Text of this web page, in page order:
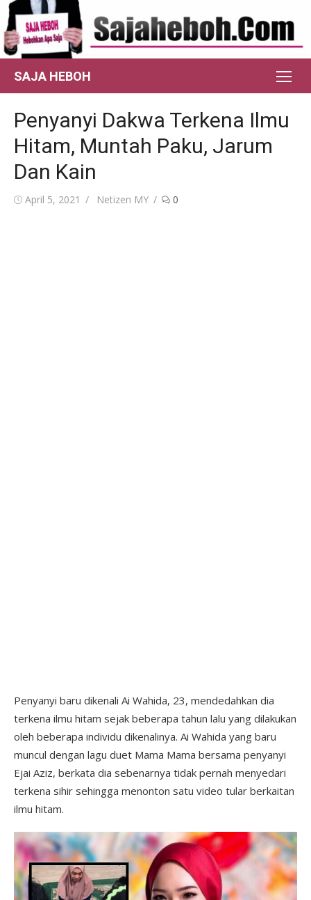
Skip
to
content
SAJA HEBOH
Penyanyi Dakwa Terkena Ilmu
Hitam, Muntah Paku, Jarum
Dan Kain
Posted
April 5, 2021 Author
Netizen MY 0
Penyanyi baru dikenali Ai Wahida, 23, mendedahkan dia
terkena ilmu hitam sejak beberapa tahun lalu yang dilakukan
oleh beberapa individu dikenalinya. Ai Wahida yang baru
muncul dengan lagu duet Mama Mama bersama penyanyi
Ejai Aziz, berkata dia sebenarnya tidak pernah menyedari
terkena sihir sehingga menonton satu video tular berkaitan
ilmu hitam.